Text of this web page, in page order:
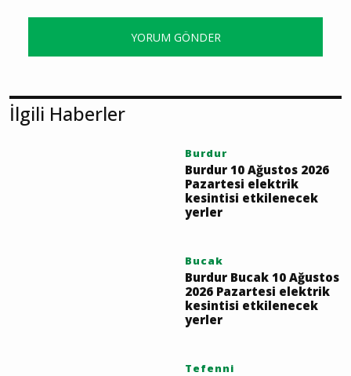
YORUM GÖNDER
İlgili Haberler
Burdur
Burdur 10 Ağustos 2026
Pazartesi elektrik
kesintisi etkilenecek
yerler
Bucak
Burdur Bucak 10 Ağustos
2026 Pazartesi elektrik
kesintisi etkilenecek
yerler
Tefenni